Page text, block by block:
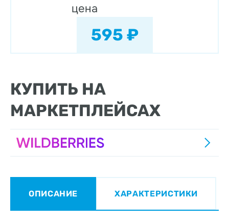
цена
595 ₽
КУПИТЬ НА
МАРКЕТПЛЕЙСАХ
ОПИСАНИЕ ХАРАКТЕРИСТИКИ